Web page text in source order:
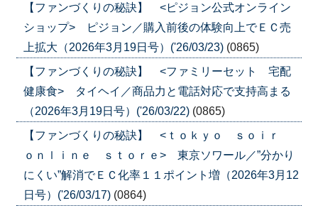
【ファンづくりの秘訣】 <ピジョン公式オンライン
ショップ> ピジョン／購入前後の体験向上でＥＣ売
上拡大（2026年3月19日号）('26/03/23) (0865)
【ファンづくりの秘訣】 <ファミリーセット 宅配
健康食> タイヘイ／商品力と電話対応で支持高まる
（2026年3月19日号）('26/03/22) (0865)
【ファンづくりの秘訣】 <ｔｏｋｙｏ ｓｏｉｒ
ｏｎｌｉｎｅ ｓｔｏｒｅ> 東京ソワール／”分かり
にくい”解消でＥＣ化率１１ポイント増（2026年3月12
日号）('26/03/17) (0864)